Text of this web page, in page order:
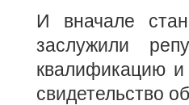
И вначале
заслужили
квалификацию и
свидетельство